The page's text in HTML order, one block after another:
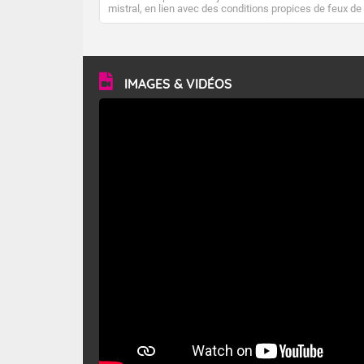
mistral, en lien avec des conditions propices de feux de
forêt. Mais qu'est-ce que le mistral ? Quelles sont ses
vitesse moyenne de 50 km/h et atteindre 80 à 100 km/h
en rafales, parfois davantage. Il parcourt la basse vallée
du Rhône et la Provence et envahit le littoral
méditerranéen à partir de la Camargue.
IMAGES & VIDÉOS